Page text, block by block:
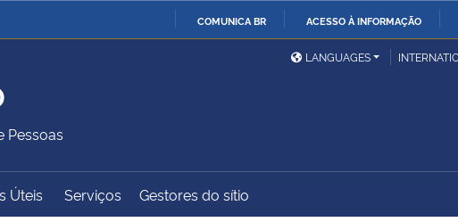
COMUNICA BR ACESSO À INFORMAÇÃO
e
Ministério da Defesa
Ministério das Relações
Exteriores
Ministério do
LANGUAGES
Pessoas
Úteis Serviços Gestores do sítio